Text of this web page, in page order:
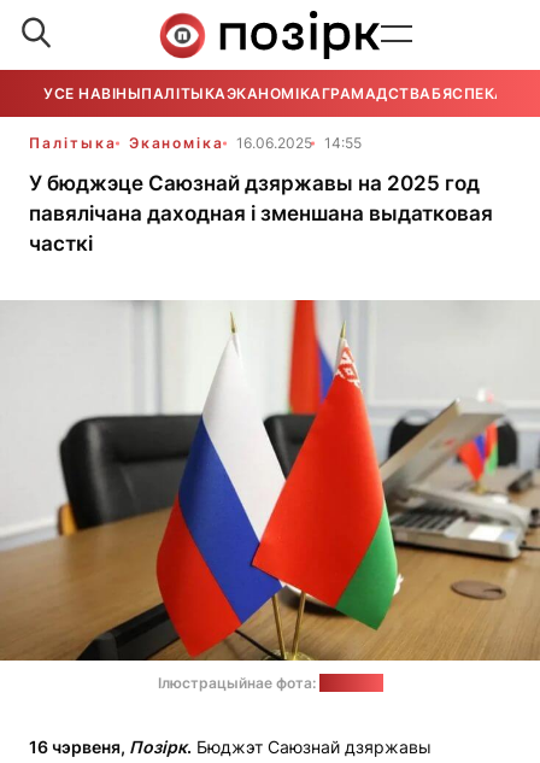
УСЕ НАВІНЫПАЛІТЫКАЭКАНОМІКАГРАМАДСТВАБЯСПЕКА
Палітыка Эканоміка 16.06.2025 14:55
У бюджэце Саюзнай дзяржавы на 2025 год
павялічана даходная і зменшана выдатковая
часткі
Ілюстрацыйнае фота:
16 чэрвеня, Позірк. Бюджэт Саюзнай дзяржавы